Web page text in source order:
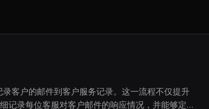
客户的邮件到客户服务记录。这一流程不仅提升
记录每位客服对客户邮件的响应情况，并能够定